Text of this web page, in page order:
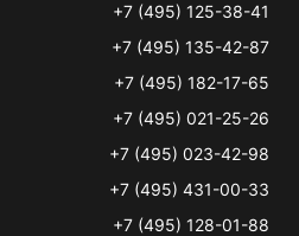
+7 (495) 125-38-41
+7 (495) 135-42-87
+7 (495) 182-17-65
+7 (495) 021-25-26
+7 (495) 023-42-98
+7 (495) 431-00-33
+7 (495) 128-01-88